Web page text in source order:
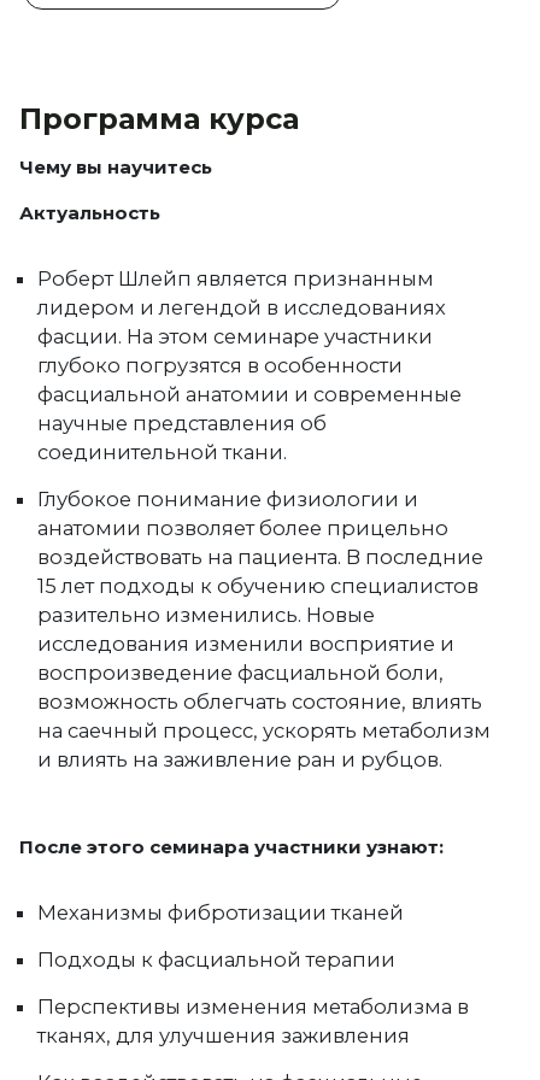
Программа курса
Чему вы научитесь
Актуальность
Роберт Шлейп является признанным
лидером и легендой в исследованиях
фасции. На этом семинаре участники
глубоко погрузятся в особенности
фасциальной анатомии и современные
научные представления об
соединительной ткани.
Глубокое понимание физиологии и
анатомии позволяет более прицельно
воздействовать на пациента. В последние
15 лет подходы к обучению специалистов
разительно изменились. Новые
исследования изменили восприятие и
воспроизведение фасциальной боли,
возможность облегчать состояние, влиять
на саечный процесс, ускорять метаболизм
и влиять на заживление ран и рубцов.
После этого семинара участники узнают:
Механизмы фибротизации тканей
Подходы к фасциальной терапии
Перспективы изменения метаболизма в
тканях, для улучшения заживления